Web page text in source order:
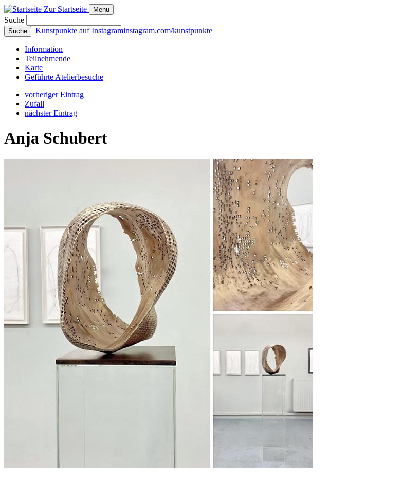
Zur Startseite Menu
Suche
Suche Kunstpunkte auf Instagraminstagram.com/kunstpunkte
Information
Teilnehmende
Karte
Geführte Atelierbesuche
vorheriger Eintrag
Zufall
nächster Eintrag
Anja Schubert